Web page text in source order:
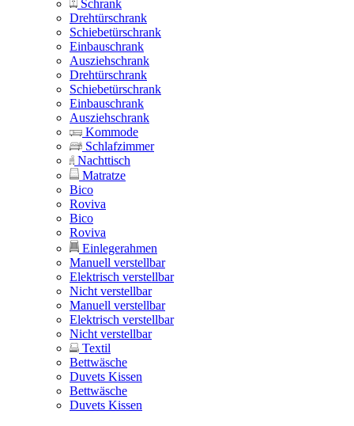
Schrank
Drehtürschrank
Schiebetürschrank
Einbauschrank
Ausziehschrank
Drehtürschrank
Schiebetürschrank
Einbauschrank
Ausziehschrank
Kommode
Schlafzimmer
Nachttisch
Matratze
Bico
Roviva
Bico
Roviva
Einlegerahmen
Manuell verstellbar
Elektrisch verstellbar
Nicht verstellbar
Manuell verstellbar
Elektrisch verstellbar
Nicht verstellbar
Textil
Bettwäsche
Duvets Kissen
Bettwäsche
Duvets Kissen